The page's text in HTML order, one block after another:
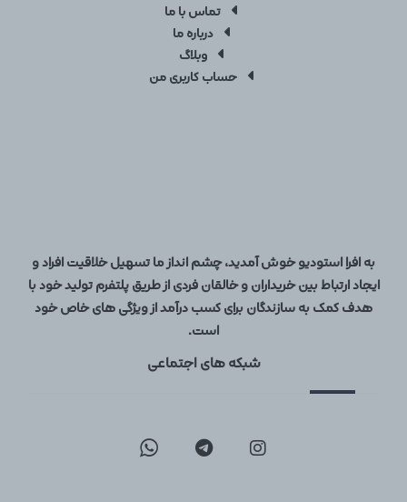
تماس با ما
درباره ما
وبلاگ
حساب کاربری من
به افرا استودیو خوش آمدید، چشم انداز ما تسهیل خلاقیت افراد و
ایجاد ارتباط بین خریداران و خالقان فردی از طریق پلتفرم تولید خود با
هدف کمک به سازندگان برای کسب درآمد از ویژگی های خاص خود
است.
شبکه های اجتماعی